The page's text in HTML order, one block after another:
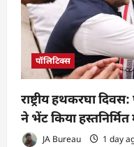
पॉलिटिक्स
राष्ट्रीय हथकरघा
ने भेंट किया
JA Bureau 1 day